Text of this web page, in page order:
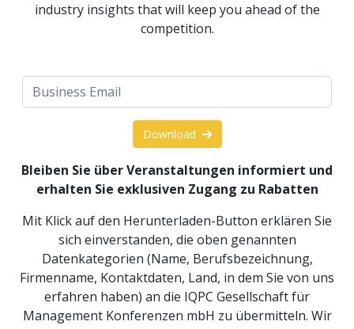
industry insights that will keep you ahead of the
competition.
Download
Bleiben Sie über Veranstaltungen informiert und
erhalten Sie exklusiven Zugang zu Rabatten
Mit Klick auf den Herunterladen-Button erklären Sie
sich einverstanden, die oben genannten
Datenkategorien (Name, Berufsbezeichnung,
Firmenname, Kontaktdaten, Land, in dem Sie von uns
erfahren haben) an die IQPC Gesellschaft für
Management Konferenzen mbH zu übermitteln. Wir